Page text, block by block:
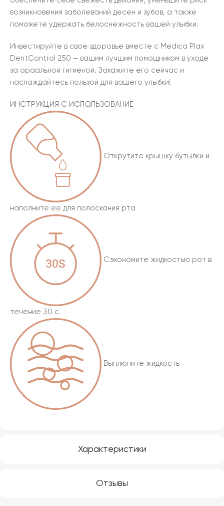
Характеристики
Отзывы
возникновения заболеваний десен и зубов, а также
поможете удержать белоснежность вашей улыбки.
Инвестируйте в свое здоровье вместе с Medica Plax
DentControl 250 – вашим лучшим помощником в уходе
за ораальной гигиеной. Закажите его сейчас и
наслаждайтесь пользой для вашего улыбки!
ИНСТРУКЦИЯ С ИСПОЛЬЗОВАНИЕ
Открутите крышку бутылки и
наполните ее для полоскания рта
Сэкономите жидкостью рот в
течение 30 с
Выплюните жидкость